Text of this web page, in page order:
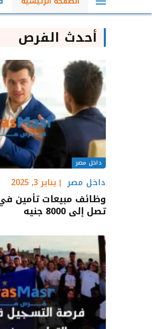
أحدث الفرص
داخل مصر
داخل مصر يناير 3, 2025
وظائف مبيعات تأمين
تصل إلى 8000 جنيه